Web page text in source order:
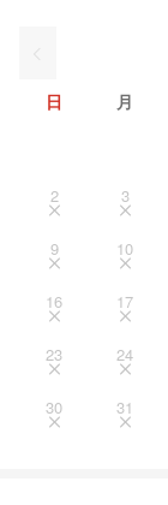
日 月
2 3
9 10
16 17
23 24
30 31